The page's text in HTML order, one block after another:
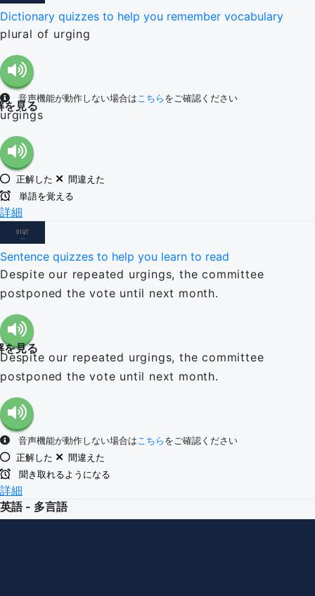
Dictionary quizzes to help you remember vocabulary
plural of urging
音声機能が動作しない場合は こちら をご確認ください
を見る
urgings
正解した
間違えた
単語を覚える
詳細
Sentence quizzes to help you learn to read
Despite our repeated urgings, the committee
postponed the vote until next month.
を見る
Despite our repeated urgings, the committee
postponed the vote until next month.
音声機能が動作しない場合は こちら をご確認ください
正解した
間違えた
聞き取れるようになる
詳細
英語 - 多言語